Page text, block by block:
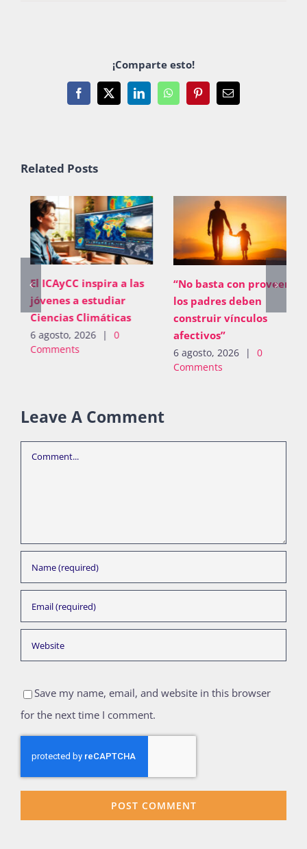
¡Comparte esto!
Facebook
X LinkedInWhatsAppPinterestEmail
Related Posts
El ICAyCC inspira a las
jóvenes a estudiar
Ciencias Climáticas
6 agosto, 2026 |
0
Comments
“No basta con proveer;
los padres deben
construir vínculos
afectivos”
6 agosto, 2026 |
0
Comments
Leave A Comment
Comment
Save my name, email, and website in this browser
for the next time I comment.